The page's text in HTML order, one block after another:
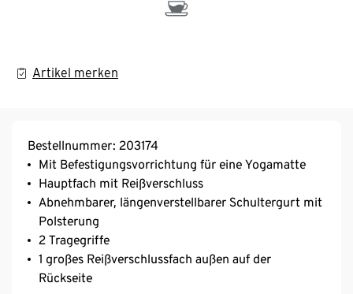
Artikel merken
Bestellnummer: 203174
Mit Befestigungsvorrichtung für eine Yogamatte
Hauptfach mit Reißverschluss
Abnehmbarer, längenverstellbarer Schultergurt mit
Polsterung
2 Tragegriffe
1 großes Reißverschlussfach außen auf der
Rückseite